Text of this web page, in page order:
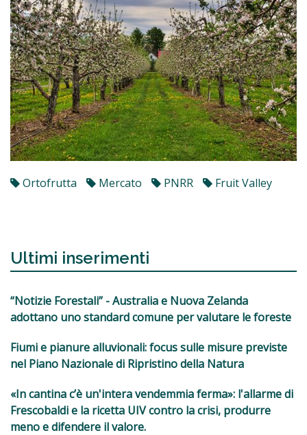
Ortofrutta Mercato PNRR Fruit Valley
Ultimi inserimenti
“Notizie Forestali” - Australia e Nuova Zelanda
adottano uno standard comune per valutare le foreste
Fiumi e pianure alluvionali: focus sulle misure previste
nel Piano Nazionale di Ripristino della Natura
«In cantina c’è un'intera vendemmia ferma»: l'allarme di
Frescobaldi e la ricetta UIV contro la crisi, produrre
meno e difendere il valore.